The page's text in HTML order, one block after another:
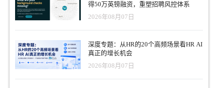
得50万英镑融资，重塑招聘风控体系
2026年08月07日
深度专题：从HR的20个高频场景看HR AI
真正的增长机会
2026年08月07日